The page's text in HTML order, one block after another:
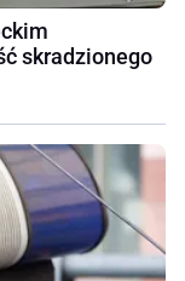
skradzionego